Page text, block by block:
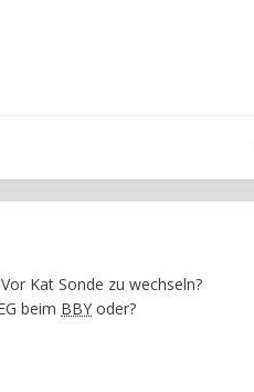
Kat Sonde zu wechseln?
beim BBY oder?